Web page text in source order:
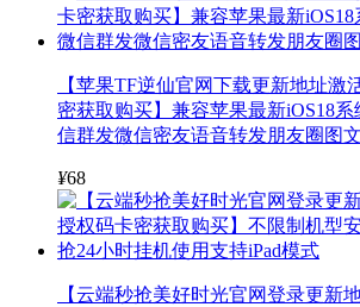
【苹果TF逆仙官网下载更新地址激
密获取购买】兼容苹果最新iOS18
信群发微信密友语音转发朋友圈图
¥68
【云端秒抢美好时光官网登录更新